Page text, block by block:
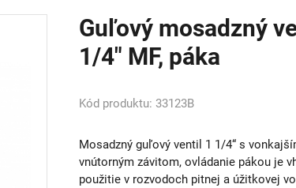
Guľový mosadzný
1/4" MF, páka
Kód produktu: 33123B
Mosadzný guľový ventil 1 1/4“ s
vnútorným závitom, ovládanie pákou je
použitie v rozvodoch pitnej a úžitkovej